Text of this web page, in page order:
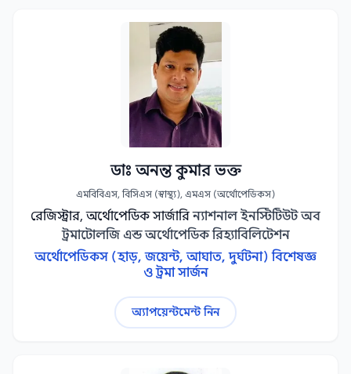
ডাঃ অনন্ত কুমার ভক্ত
এমবিবিএস, বিসিএস (স্বাস্থ্য), এমএস (অর্থোপেডিকস)
রেজিস্ট্রার, অর্থোপেডিক সার্জারি ন্যাশনাল ইনস্টিটিউট অব
ট্রমাটোলজি এন্ড অর্থোপেডিক রিহ্যাবিলিটেশন
অর্থোপেডিকস (হাড়, জয়েন্ট, আঘাত, দুর্ঘটনা) বিশেষজ্ঞ
ও ট্রমা সার্জন
অ্যাপয়েন্টমেন্ট নিন